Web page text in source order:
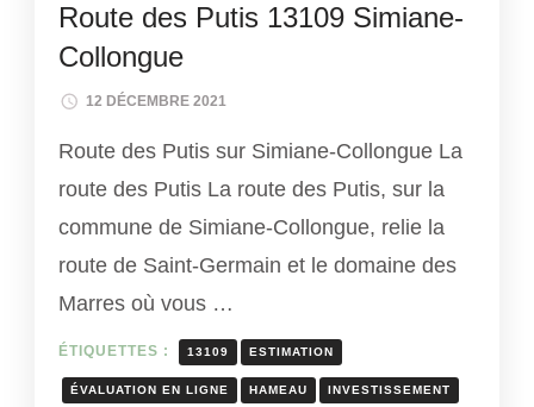
Route des Putis 13109 Simiane-
Collongue
12 DÉCEMBRE 2021
Route des Putis sur Simiane-Collongue La
route des Putis La route des Putis, sur la
commune de Simiane-Collongue, relie la
route de Saint-Germain et le domaine des
Marres où vous …
ÉTIQUETTES : 13109 ESTIMATION
ÉVALUATION EN LIGNE HAMEAU INVESTISSEMENT